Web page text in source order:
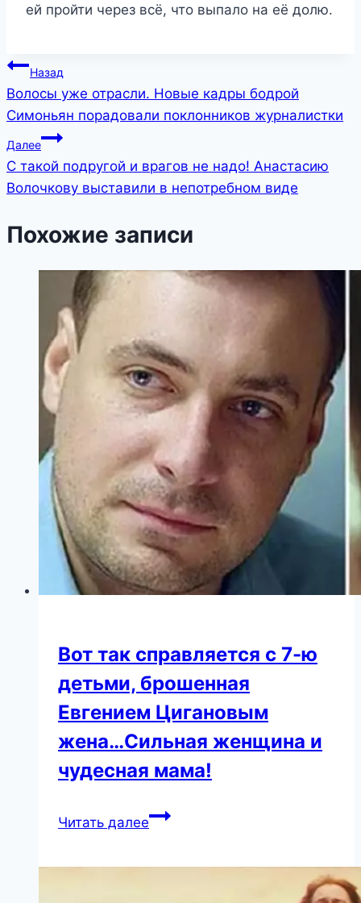
ей пройти через всё, что выпало на её долю.
Навигация
по
записям
Назад
Волосы уже отрасли. Новые кадры бодрой
Симоньян порадовали поклонников журналистки
Далее
С такой подругой и врагов не надо! Анастасию
Волочкову выставили в непотребном виде
Похожие записи
Вот так справляется с 7-ю
детьми, брошенная
Евгением Цигановым
жена…Сильная женщина и
чудесная мама!
Читать далееВот